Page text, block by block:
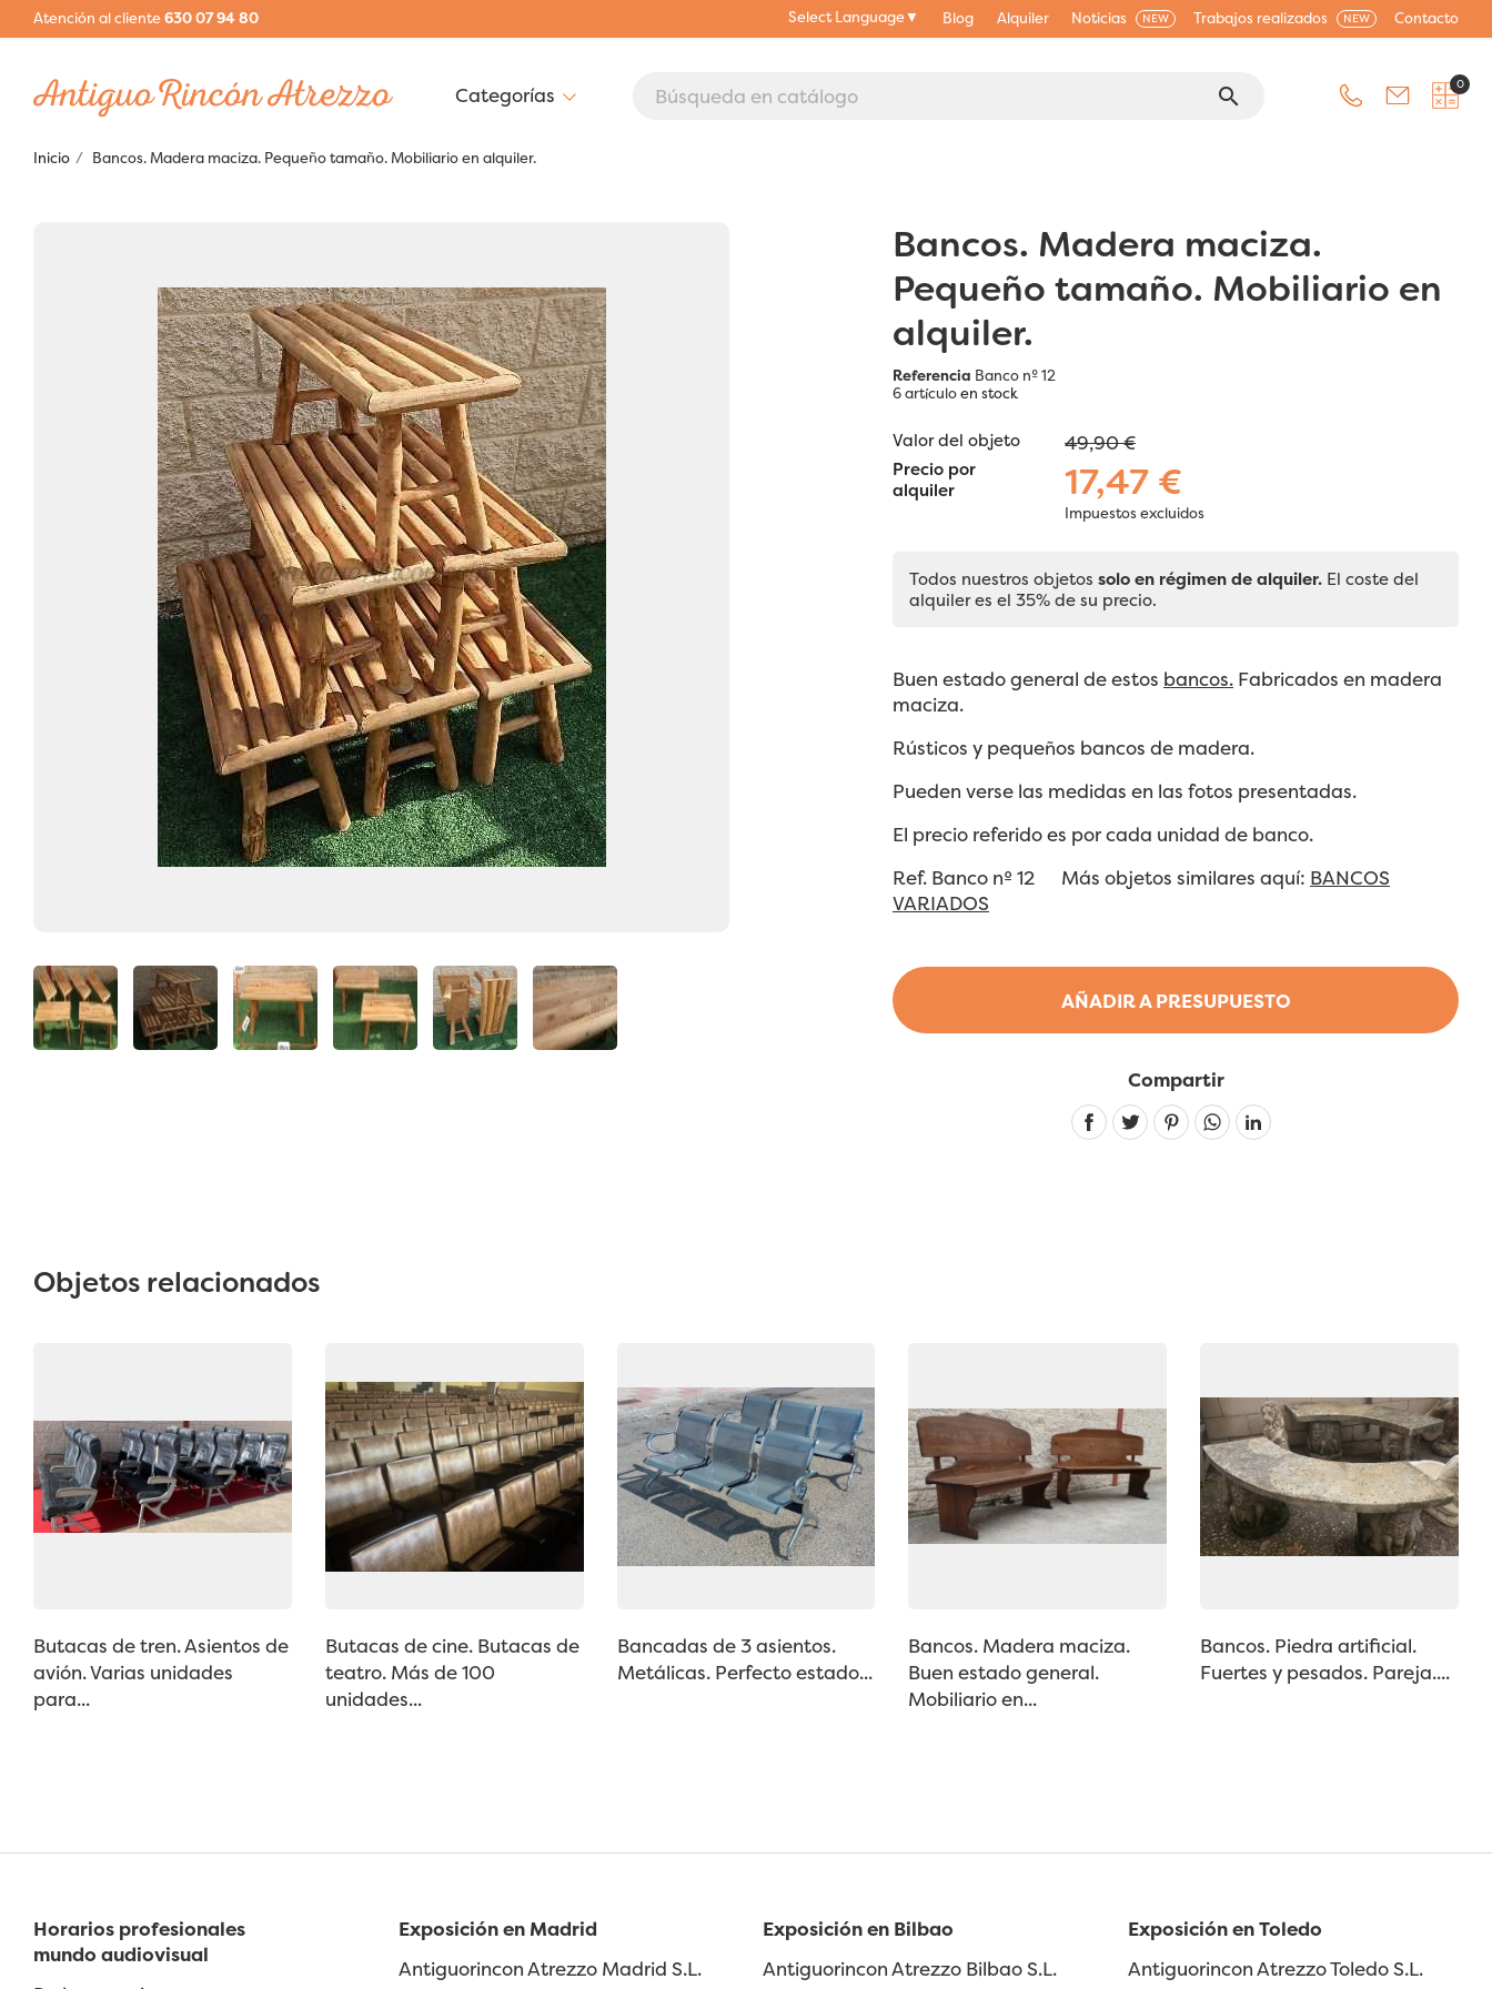
Atención al cliente630 07 94 80 Select Language▼ Blog Alquiler Noticias NEW Trabajos realizados NEW Contacto
search 0
Inicio Bancos. Madera maciza. Pequeño tamaño. Mobiliario en alquiler.
Bancos. Madera maciza.
Pequeño tamaño. Mobiliario en
alquiler.
Referencia Banco nº 12
6 artículoen stock
AÑADIR A PRESUPUESTO
Valor del objeto 49,90 €
Precio por
alquiler
17,47 €
Impuestos excluidos
Todos nuestros objetos solo en régimen de alquiler. El coste del
alquiler es el 35% de su precio.
Buen estado general de estos bancos. Fabricados en madera
maciza.
Rústicos y pequeños bancos de madera.
Pueden verse las medidas en las fotos presentadas.
El precio referido es por cada unidad de banco.
Ref. Banco nº 12 Más objetos similares aquí: BANCOS
VARIADOS
Compartir
Linkedin
Objetos relacionados
Butacas de tren. Asientos de
avión. Varias unidades
para...
Butacas de cine. Butacas de
teatro. Más de 100
unidades...
Bancadas de 3 asientos.
Metálicas. Perfecto estado...
Bancos. Madera maciza.
Buen estado general.
Mobiliario en...
Bancos. Piedra artificial.
Fuertes y pesados. Pareja....
Horarios profesionales
mundo audiovisual
Exposición en Madrid
Antiguorincon Atrezzo Madrid S.L.
Exposición en Bilbao
Antiguorincon Atrezzo Bilbao S.L.
Exposición en Toledo
Antiguorincon Atrezzo Toledo S.L.